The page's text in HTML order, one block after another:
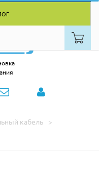
кабель